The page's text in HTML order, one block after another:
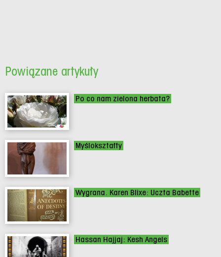
Powiązane artykuły
Po co nam zielona herbata?
Myślokształty
Wygrana. Karen Blixe: Uczta Babette
Hassan Hajjaj: Kesh Angels